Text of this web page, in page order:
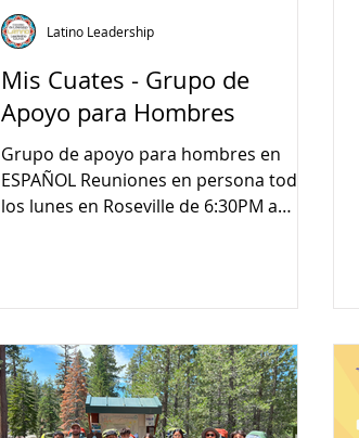
Mis Cuates - Grupo de
Apoyo para Hombres
Grupo de apoyo para hombres en
ESPAÑOL Reuniones en persona todos
los lunes en Roseville de 6:30PM a
Latino Leadership